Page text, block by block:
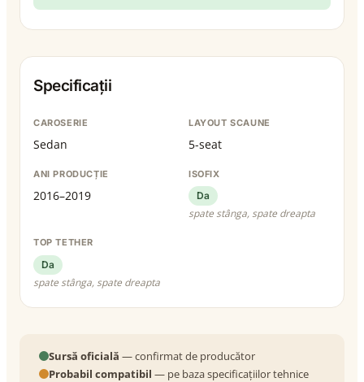
Specificații
CAROSERIE
Sedan
LAYOUT SCAUNE
5-seat
ANI PRODUCȚIE
2016–2019
ISOFIX
Da
spate stânga, spate dreapta
TOP TETHER
Da
spate stânga, spate dreapta
Sursă oficială — confirmat de producător
Probabil compatibil — pe baza specificațiilor tehnice